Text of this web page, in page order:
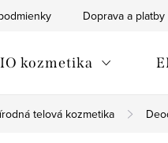
Doprava a platby
kozmetika
telová kozmetika